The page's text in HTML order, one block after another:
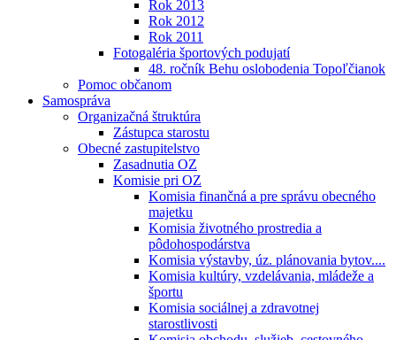
Rok 2013
Rok 2012
Rok 2011
Fotogaléria športových podujatí
48. ročník Behu oslobodenia Topoľčianok
Pomoc občanom
Samospráva
Organizačná štruktúra
Zástupca starostu
Obecné zastupitelstvo
Zasadnutia OZ
Komisie pri OZ
Komisia finančná a pre správu obecného
majetku
Komisia životného prostredia a
pôdohospodárstva
Komisia výstavby, úz. plánovania bytov....
Komisia kultúry, vzdelávania, mládeže a
športu
Komisia sociálnej a zdravotnej
starostlivosti